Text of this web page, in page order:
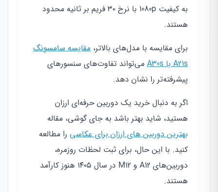
به کیفیت 1080p با نرخ ۳۰ فریم بر ثانیه محدود
هستند.
برای مقایسه با مدل‌های بالاتر، مقایسه سامسونگ
A21s با A30s
می‌تواند تفاوت‌های سنسورهای
پیشرفته‌تر را نشان دهد.
اگر به دنبال خرید یک دوربین حرفه‌ای ارزان
هستید، شاید بهتر باشد به جای گوشی، مقاله
بهترین دوربین های ارزان برای عکاسی را مطالعه
کنید. با این حال، برای ثبت لحظات روزمره،
دوربین‌های A12 و M12 در سال ۱۴۰۵ هنوز کارآمد
هستند.